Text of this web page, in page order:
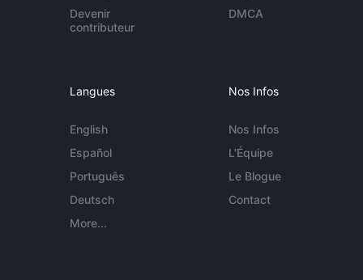
Devenir
contributeur
DMCA
Langues
English
Español
Português
Deutsch
More...
Nos Infos
Nos Infos
L'Équipe
Le Blogue
Contact